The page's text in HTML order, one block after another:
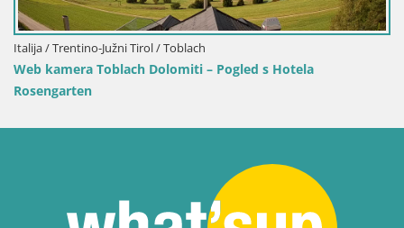
Hrvatska / Ličko-Senjska / Senj
Web kamera Senj luka – Lukobran i svjetionik